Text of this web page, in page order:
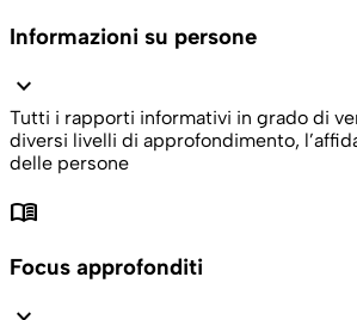
Informazioni su persone
expand_more
Tutti i rapporti informativi in grado di
diversi livelli di approfondimento,
delle persone
menu_book
Focus approfonditi